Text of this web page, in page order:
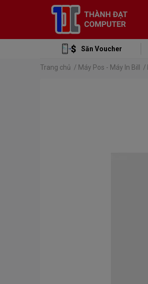
Săn Voucher
Trang chủ / Máy Pos - Máy In Bill /